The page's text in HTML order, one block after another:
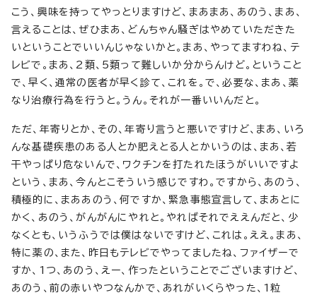
こう、興味を持ってやっとりますけど、まあまあ、あのう、まあ、
言えることは、ぜひまあ、どんちゃん騒ぎはやめていただきた
いということでいいんじゃないかと。まあ、やってますわね、テ
レビで。まあ、2類、5類って難しいか分からんけど。ということ
で、早く、通常の医者が早く診て、これを。で、必要な、まあ、薬
なり治療行為を行うと。うん。それが一番いいんだと。
ただ、年寄りとか、その、年寄り言うと悪いですけど、まあ、いろ
んな基礎疾患のある人とか肥えとる人とかいうのは、まあ、若
干やっぱり危ないんで、ワクチンを打たれたほうがいいですよ
という、まあ、今んとこそういう感じですわ。ですから、あのう、
積極的に、まああのう、何ですか、緊急事態宣言して、まあとに
かく、あのう、がんがんにやれと。やればそれでええんだと、少
なくとも、いうふうでは僕はないですけど、これは。ええ。まあ、
特に薬の、また、昨日もテレビでやってましたね、ファイザーで
すか、1つ、あのう、えー、作ったということでございますけど、
あのう、前の赤いやつなんかで、あれがいくらやった、1粒